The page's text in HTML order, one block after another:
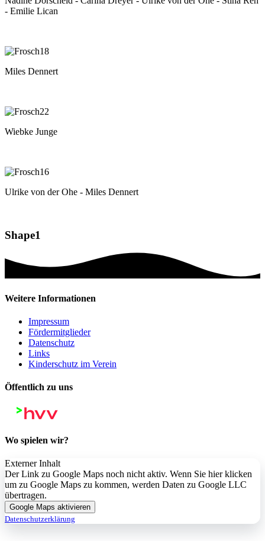
- Emilie Lican
Miles Dennert
Wiebke Junge
Ulrike von der Ohe - Miles Dennert
Shape1
Weitere Informationen
Impressum
Fördermitglieder
Datenschutz
Links
Kinderschutz im Verein
Öffentlich zu uns
Wo spielen wir?
Externer Inhalt
Der Link zu Google Maps noch nicht aktiv. Wenn Sie hier klicken
um zu Google Maps zu kommen, werden Daten zu Google LLC
übertragen.
Google Maps aktivieren
Datenschutzerklärung